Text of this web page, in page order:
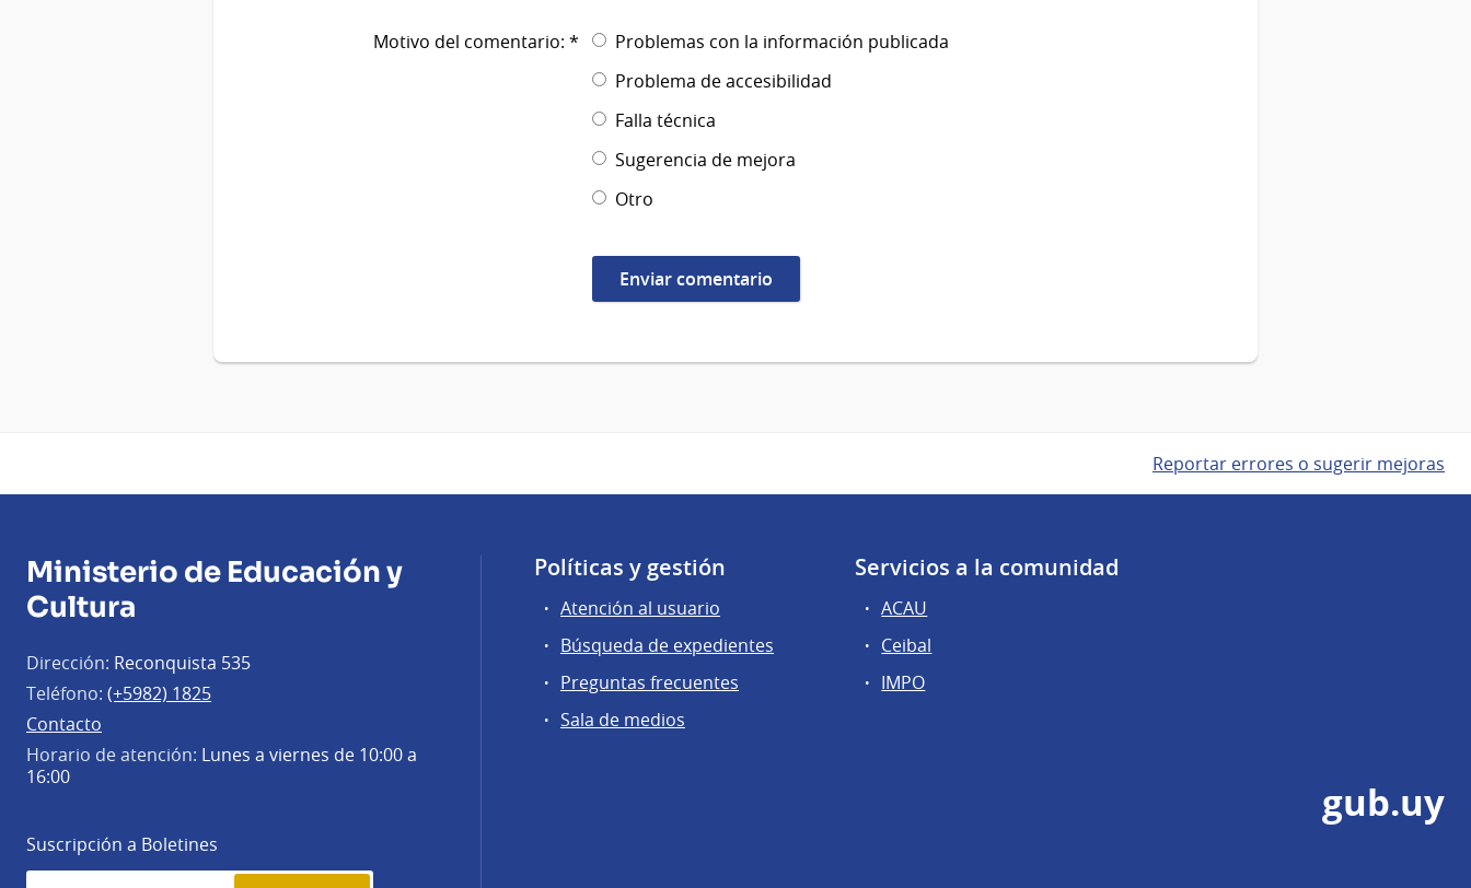
Motivo del comentario: *
Problemas con la información publicada
Problema de accesibilidad
Falla técnica
Sugerencia de mejora
Otro
Reportar errores o sugerir mejoras
Ministerio de Educación y
Cultura
Dirección: Reconquista 535
Teléfono: (+5982) 1825
Contacto
Horario de atención: Lunes a viernes de 10:00 a
16:00
Suscripción a Boletines
Simplenews
Políticas y gestión
Atención al usuario
Búsqueda de expedientes
Preguntas frecuentes
Sala de medios
Servicios a la comunidad
ACAU
Ceibal
IMPO
gub.uy